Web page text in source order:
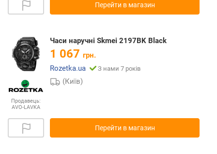
Перейти в магазин
Продавець:
AVO-LAVKA
Часи наручні Skmei 2197BK Black
1 067 грн.
Rozetka.ua
З нами 7 років
(Київ)
Перейти в магазин